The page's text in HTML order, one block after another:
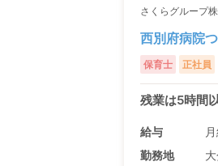
さくらグループ
西別府病院
保育士 正社員
残業は5時間
給与
勤務地